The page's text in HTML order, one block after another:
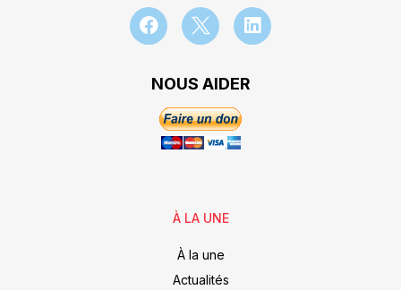
NOUS AIDER
À LA UNE
À la une
Actualités